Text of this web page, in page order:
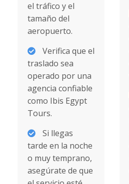
el tráfico y el
tamaño del
aeropuerto.
Verifica que el
traslado sea
operado por una
agencia confiable
como Ibis Egypt
Tours.
Si llegas
tarde en la noche
o muy temprano,
asegúrate de que